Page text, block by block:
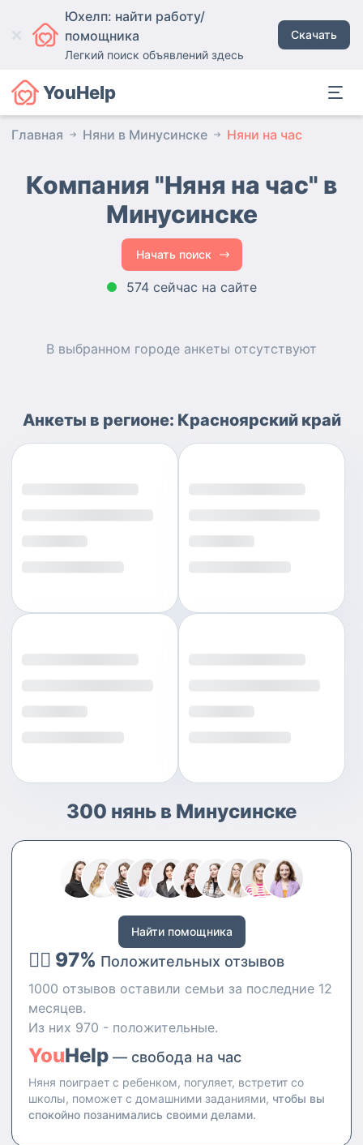
Юхелп: найти работу/
помощника
Легкий поиск объявлений здесь
Скачать
YouHelp
Главная Няни в Минусинске Няни на час
Компания "Няня на час" в
Минусинске
Начать поиск
574 сейчас на сайте
В выбранном городе анкеты отсутствуют
Анкеты в регионе: Красноярский край
300 нянь в Минусинске
Найти помощника
👍🏻 97% Положительных отзывов
1000 отзывов оставили семьи за последние 12
месяцев.
Из них 970 - положительные.
YouHelp — свобода на час
Няня поиграет с ребенком, погуляет, встретит со
школы, поможет с домашними заданиями, чтобы вы
спокойно позанимались своими делами.